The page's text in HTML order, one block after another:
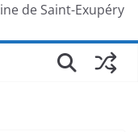
de Saint-Exupéry